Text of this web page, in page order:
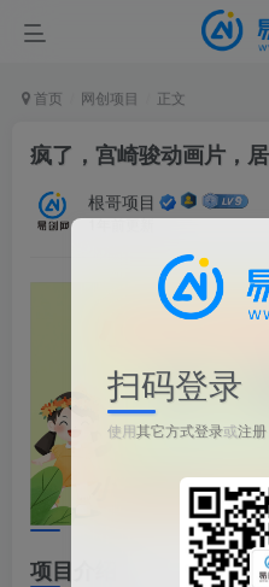
首页 网创项目 正文
疯了，宫崎骏动画片，
根哥项目
1年前更新
项目介绍
扫码登录
使用其它方式登录或注册